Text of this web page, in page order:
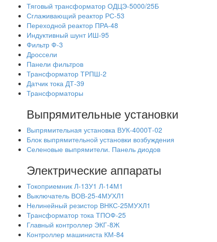
Тяговый трансформатор ОДЦЭ-5000/25Б
Сглаживающий реактор РС-53
Переходной реактор ПРА-48
Индуктивный шунт ИШ-95
Фильтр Ф-3
Дроссели
Панели фильтров
Трансформатор ТРПШ-2
Датчик тока ДТ-39
Трансформаторы
Выпрямительные установки
Выпрямительная установка ВУК-4000Т-02
Блок выпрямительной установки возбуждения
Селеновые выпрямители. Панель диодов
Электрические аппараты
Токоприемник Л-13У1 Л-14М1
Выключатель ВОВ-25-4МУХЛ1
Нелинейный резистор ВНКС-25МУХЛ1
Трансформатор тока ТПОФ-25
Главный контроллер ЭКГ-8Ж
Контроллер машиниста КМ-84